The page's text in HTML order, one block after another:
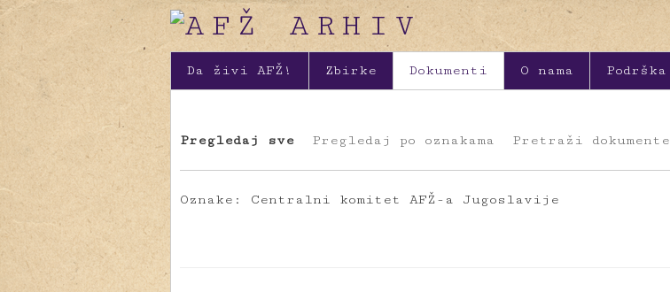
Da živi AFŽ! Zbirke Dokumenti O nama Podrška
Pregledaj sve Pregledaj po oznakama Pretraži dokumente
Oznake: Centralni komitet AFŽ-a Jugoslavije